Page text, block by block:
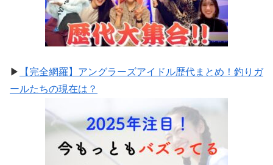
▶
【完全網羅】アングラーズアイドル歴代まとめ！釣りガ
ールたちの現在は？